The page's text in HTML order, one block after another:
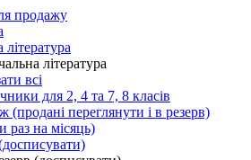
продажу
література
всі
для 2, 4 та 7, 8 класів
(продані переглянути і в резерв)
раз на місяць)